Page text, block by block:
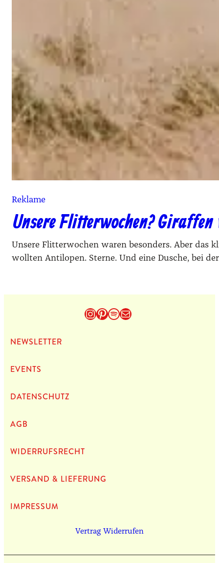
Reklame
Unsere Flitterwochen?
Unsere Flitterwochen waren besonders. Aber das
wollten Antilopen. Sterne. Und eine Dusche, bei
Instagram
Pinterest
Spotify
E-Mail
NEWS­LET­TER
EVENTS
DATEN­SCHUTZ
AGB
WIDERRUFSRECHT
VERSAND & LIEFERUNG
IMPRES­SUM
Vertrag Widerrufen